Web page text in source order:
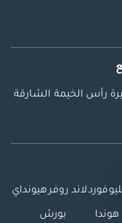
رأس الخيمة الشارقة
فوردلاند روفرهيونداي
هوندا بورش